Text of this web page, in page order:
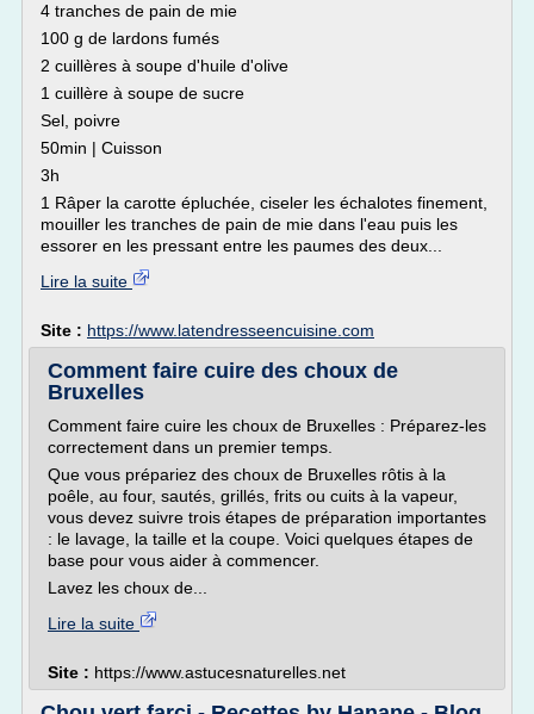
4 tranches de pain de mie
100 g de lardons fumés
2 cuillères à soupe d'huile d'olive
1 cuillère à soupe de sucre
Sel, poivre
50min | Cuisson
3h
1 Râper la carotte épluchée, ciseler les échalotes finement,
mouiller les tranches de pain de mie dans l'eau puis les
essorer en les pressant entre les paumes des deux...
Lire la suite
Site : https://www.latendresseencuisine.com
Comment faire cuire des choux de
Bruxelles
Comment faire cuire les choux de Bruxelles : Préparez-les
correctement dans un premier temps.
Que vous prépariez des choux de Bruxelles rôtis à la
poêle, au four, sautés, grillés, frits ou cuits à la vapeur,
vous devez suivre trois étapes de préparation importantes
: le lavage, la taille et la coupe. Voici quelques étapes de
base pour vous aider à commencer.
Lavez les choux de...
Lire la suite
Site : https://www.astucesnaturelles.net